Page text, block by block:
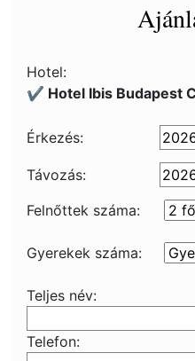
Hotel:
✔️ Hotel Ibis Budapest
Érkezés:
Távozás:
Felnőttek száma:
Gyerekek száma:
Teljes név:
Telefon: